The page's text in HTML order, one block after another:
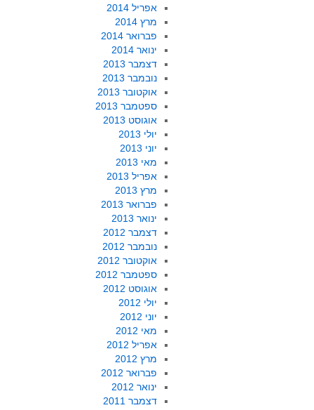
אפריל 2014
מרץ 2014
פברואר 2014
ינואר 2014
דצמבר 2013
נובמבר 2013
אוקטובר 2013
ספטמבר 2013
אוגוסט 2013
יולי 2013
יוני 2013
מאי 2013
אפריל 2013
מרץ 2013
פברואר 2013
ינואר 2013
דצמבר 2012
נובמבר 2012
אוקטובר 2012
ספטמבר 2012
אוגוסט 2012
יולי 2012
יוני 2012
מאי 2012
אפריל 2012
מרץ 2012
פברואר 2012
ינואר 2012
דצמבר 2011